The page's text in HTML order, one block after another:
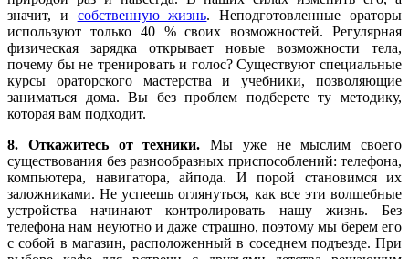
значит, и собственную жизнь. Неподготовленные ораторы
используют только 40 % своих возможностей. Регулярная
физическая зарядка открывает новые возможности тела,
почему бы не тренировать и голос? Существуют специальные
курсы ораторского мастерства и учебники, позволяющие
заниматься дома. Вы без проблем подберете ту методику,
которая вам подходит.
8. Откажитесь от техники. Мы уже не мыслим своего
существования без разнообразных приспособлений: телефона,
компьютера, навигатора, айпода. И порой становимся их
заложниками. Не успеешь оглянуться, как все эти волшебные
устройства начинают контролировать нашу жизнь. Без
телефона нам неуютно и даже страшно, поэтому мы берем его
с собой в магазин, расположенный в соседнем подъезде. При